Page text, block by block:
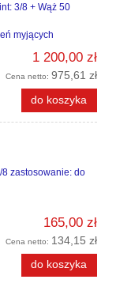
3/8 + Wąż 50
myjących
1 200,00 zł
Cena netto: 975,61 zł
do koszyka
zastosowanie: do
165,00 zł
Cena netto: 134,15 zł
do koszyka